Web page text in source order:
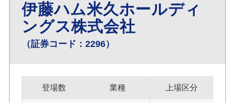
伊藤ハム米久ホールディ
ングス株式会社
（証券コード：2296）
登場数 業種 上場区分